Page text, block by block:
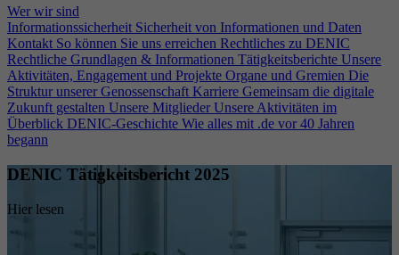
Wer wir sind
Informationssicherheit Sicherheit von Informationen und Daten
Kontakt So können Sie uns erreichen Rechtliches zu DENIC
Rechtliche Grundlagen & Informationen Tätigkeitsberichte Unsere
Aktivitäten, Engagement und Projekte Organe und Gremien Die
Struktur unserer Genossenschaft Karriere Gemeinsam die digitale
Zukunft gestalten Unsere Mitglieder Unsere Aktivitäten im
Überblick DENIC-Geschichte Wie alles mit .de vor 40 Jahren
begann
DENIC Tätigkeitsbericht 2025
Hier lesen